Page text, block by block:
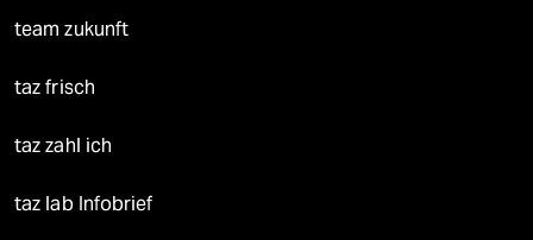
team zukunft
taz frisch
taz zahl ich
taz lab Infobrief